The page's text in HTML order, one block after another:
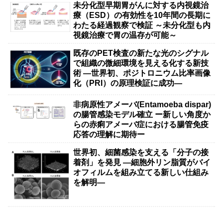
未分化型早期胃がんに対する内視鏡治
療（ESD）の有効性を10年間の長期に
わたる経過観察で検証 ～未分化型も内
視鏡治療で胃の温存が可能～
既存のPET検査の新たな光のシグナル
で組織の微細環境を見える化する新技
術 ―世界初、ポジトロニウム比率画像
化（PRI）の原理検証に成功―
非病原性アメーバ(Entamoeba dispar)
の腸管感染モデル確立 ー新しい角度か
らの赤痢アメーバ症における腸管免疫
応答の理解に期待ー
世界初、細菌感染を支える「分子の接
着剤」を発見 ―細胞外リン脂質がバイ
オフィルムを組み立てる新しい仕組み
を解明―